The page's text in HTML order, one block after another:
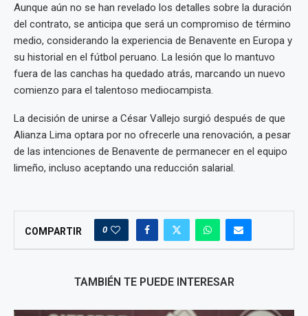
Aunque aún no se han revelado los detalles sobre la duración
del contrato, se anticipa que será un compromiso de término
medio, considerando la experiencia de Benavente en Europa y
su historial en el fútbol peruano. La lesión que lo mantuvo
fuera de las canchas ha quedado atrás, marcando un nuevo
comienzo para el talentoso mediocampista.
La decisión de unirse a César Vallejo surgió después de que
Alianza Lima optara por no ofrecerle una renovación, a pesar
de las intenciones de Benavente de permanecer en el equipo
limeño, incluso aceptando una reducción salarial.
COMPARTIR 0
TAMBIÉN TE PUEDE INTERESAR